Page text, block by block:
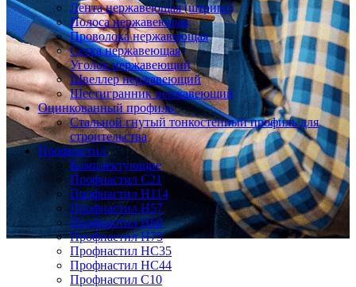
Лента нержавеющая (штрипс)
Полоса нержавеющая
Проволока нержавеющая
Сетка нержавеющая
Уголок нержавеющий
Швеллер нержавеющий
Шестигранник нержавеющий
Оцинкованный профиль
Стальной гнутый тонкостенный профиль для
строительства
Профнастил
Комплектующие
Профнастил C21
Профнастил Н114
Профнастил Н57
Профнастил Н60
Профнастил Н75
Профнастил НС35
Профнастил НС44
Профнастил С10